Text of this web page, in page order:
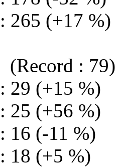
265 (+17 %)
(Record : 79)
29 (+15 %)
25 (+56 %)
16 (-11 %)
18 (+5 %)